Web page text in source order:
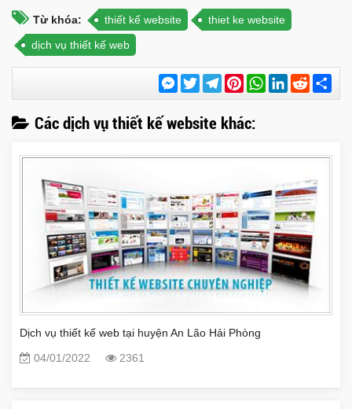
Từ khóa: thiết kế website
thiet ke website
dịch vụ thiết kế web
Messenger
TwitterTelegramPinterestWhatsApp
LinkedInReddit
Các dịch vụ thiết kế website khác:
Dịch vụ thiết kế web tại huyện An Lão Hải Phòng
04/01/2022
2361